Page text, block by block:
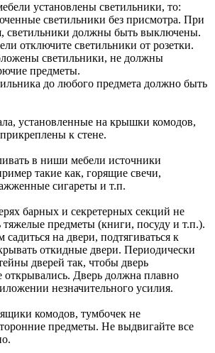
установлены светильники, то:
светильники без присмотра. При
светильники должны быть выключены.
отключите светильники от розетки.
светильники, не должны
предметы.
до любого предмета должно быть
установленные на крышки комодов,
к стене.
в ниши мебели источники
такие как, горящие свечи,
сигареты и т.п.
барных и секретерных секций не
тяжелые предметы (книги, посуду и т.п.).
садиться на двери, подтягиваться к
откидные двери. Периодически
дверей так, чтобы дверь
открывались. Дверь должна плавно
незначительного усилия.
комодов, тумбочек не
предметы. Не выдвигайте все